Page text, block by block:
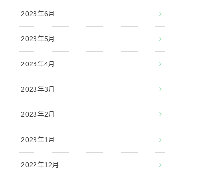
2023年6月
2023年5月
2023年4月
2023年3月
2023年2月
2023年1月
2022年12月